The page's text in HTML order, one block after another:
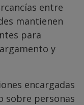
entre
mantienen
para
y
encargadas
sobre personas